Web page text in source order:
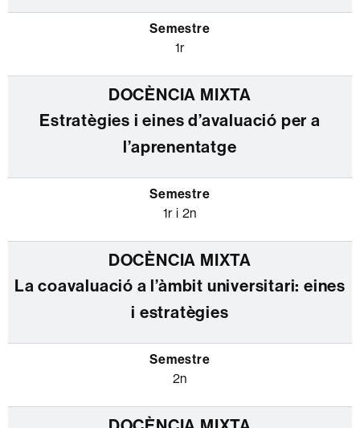
1r
Estratègies i eines d’avaluació per a
l’aprenentatge
1r i 2n
La coavaluació a l’àmbit universitari: eines
i estratègies
2n